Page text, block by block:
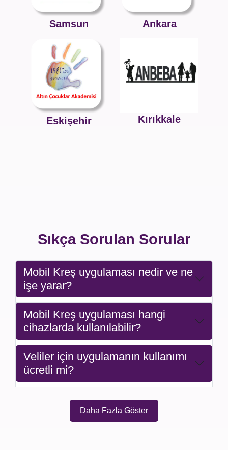
Samsun Ankara
Eskişehir Kırıkkale
Sıkça Sorulan Sorular
Mobil Kreş uygulaması nedir ve ne
işe yarar?
Mobil Kreş uygulaması hangi
cihazlarda kullanılabilir?
Veliler için uygulamanın kullanımı
ücretli mi?
Daha Fazla Göster